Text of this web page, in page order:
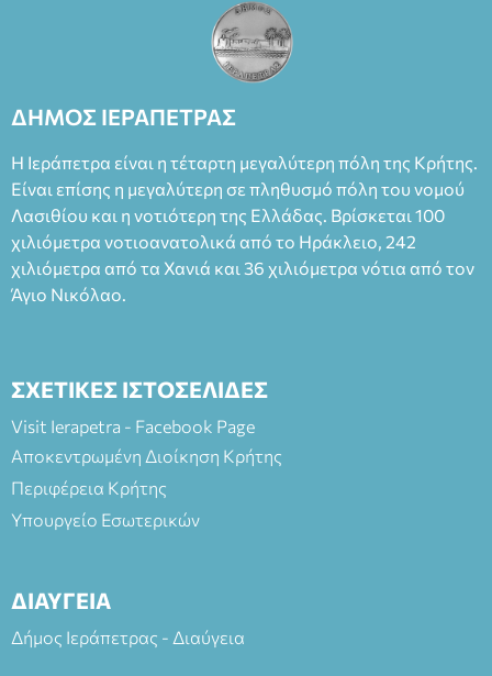
ΔΗΜΟΣ ΙΕΡΑΠΕΤΡΑΣ
Η Ιεράπετρα είναι η τέταρτη μεγαλύτερη πόλη της Κρήτης.
Είναι επίσης η μεγαλύτερη σε πληθυσμό πόλη του νομού
Λασιθίου και η νοτιότερη της Ελλάδας. Βρίσκεται 100
χιλιόμετρα νοτιοανατολικά από το Ηράκλειο, 242
χιλιόμετρα από τα Χανιά και 36 χιλιόμετρα νότια από τον
Άγιο Νικόλαο.
ΣΧΕΤΙΚΕΣ ΙΣΤΟΣΕΛΙΔΕΣ
Visit Ierapetra - Facebook Page
Αποκεντρωμένη Διοίκηση Κρήτης
Περιφέρεια Κρήτης
Υπουργείο Εσωτερικών
ΔΙΑΥΓΕΙΑ
Δήμος Ιεράπετρας - Διαύγεια